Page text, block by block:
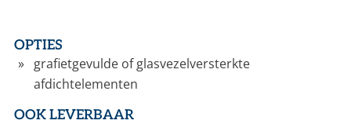
OPTIES
grafietgevulde of glasvezelversterkte
afdichtelementen
OOK LEVERBAAR